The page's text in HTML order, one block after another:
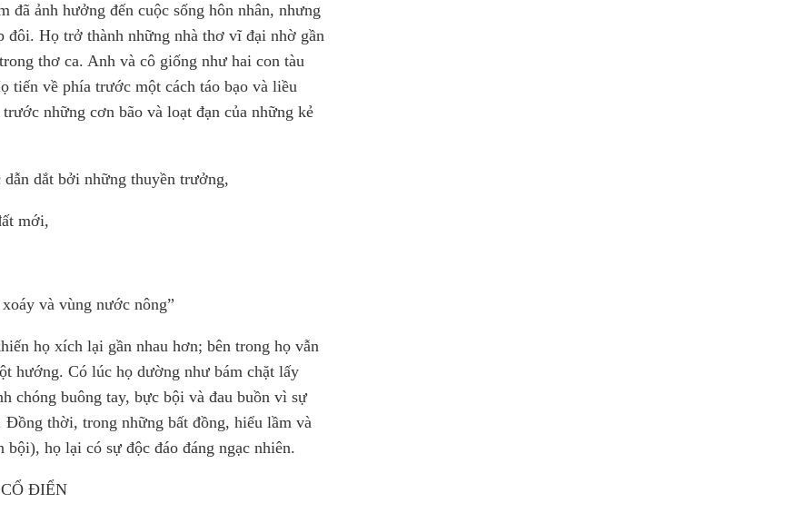
đã ảnh hưởng đến cuộc sống hôn nhân, nhưng
đôi. Họ trở thành những nhà thơ vĩ đại nhờ gần
thơ ca. Anh và cô giống như hai con tàu
tiến về phía trước một cách táo bạo và liều
những cơn bão và loạt đạn của những kẻ
dắt bởi những thuyền trưởng,
mới,
và vùng nước nông”
họ xích lại gần nhau hơn; bên trong họ vẫn
hướng. Có lúc họ dường như bám chặt lấy
chóng buông tay, bực bội và đau buồn vì sự
thời, trong những bất đồng, hiểu lầm và
bội), họ lại có sự độc đáo đáng ngạc nhiên.
ĐIỂN